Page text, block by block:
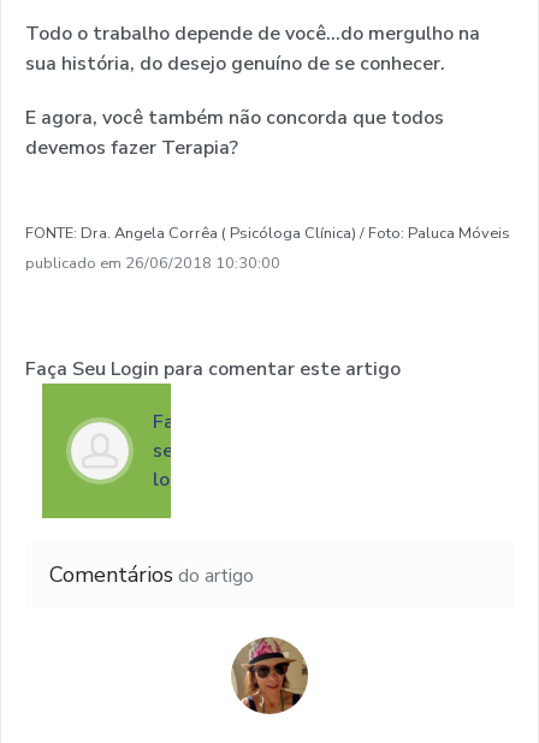
Todo o trabalho depende de você...do mergulho na
sua história, do desejo genuíno de se conhecer.
E agora, você também não concorda que todos
devemos fazer Terapia?
FONTE: Dra. Angela Corrêa ( Psicóloga Clínica) / Foto: Paluca Móveis
publicado em 26/06/2018 10:30:00
Faça Seu Login para comentar este artigo
Faça
seu
login
Comentários do artigo